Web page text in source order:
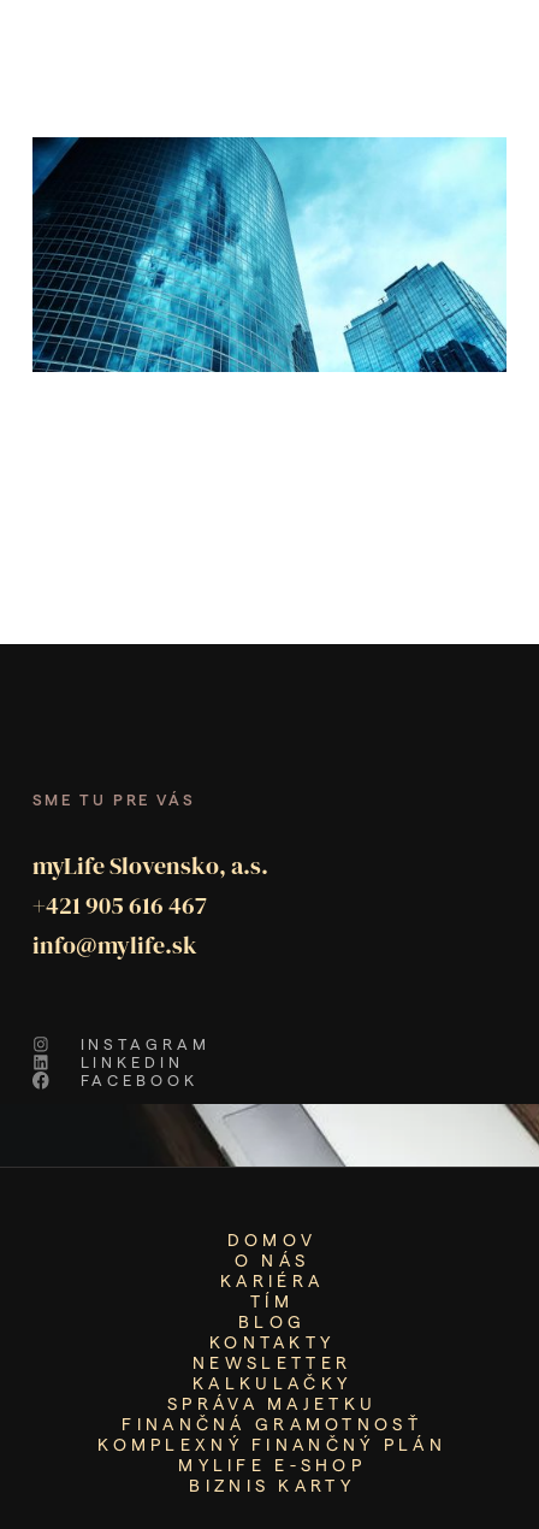
SME TU PRE VÁS
myLife Slovensko, a.s.
+421 905 616 467
info@mylife.sk
INSTAGRAM
LINKEDIN
FACEBOOK
DOMOV
O NÁS
KARIÉRA
TÍM
BLOG
KONTAKTY
NEWSLETTER
KALKULAČKY
SPRÁVA MAJETKU
FINANČNÁ GRAMOTNOSŤ
KOMPLEXNÝ FINANČNÝ PLÁN
MYLIFE E-SHOP
BIZNIS KARTY